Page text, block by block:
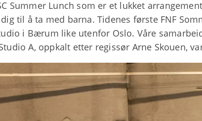
Summer Lunch som er et lukket
til å ta med barna. Tidenes første FNF
i Bærum like utenfor Oslo. Våre
A, oppkalt etter regissør Arne Skouen,